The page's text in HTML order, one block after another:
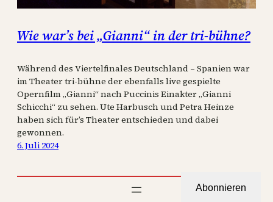
Wie war’s bei „Gianni“ in der tri-bühne?
Während des Viertelfinales Deutschland – Spanien war
im Theater tri-bühne der ebenfalls live gespielte
Opernfilm „Gianni“ nach Puccinis Einakter „Gianni
Schicchi“ zu sehen. Ute Harbusch und Petra Heinze
haben sich für’s Theater entschieden und dabei
gewonnen.
6. Juli 2024
Abonnieren